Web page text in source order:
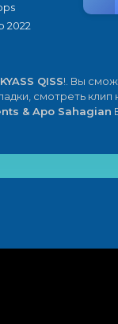
2022
QISS!. Вы
смотреть
& Apo Sahagian